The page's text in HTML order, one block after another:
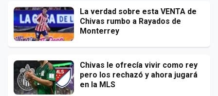
La verdad sobre esta VENTA de
Chivas rumbo a Rayados de
Monterrey
Chivas le ofrecía vivir como rey
pero los rechazó y ahora jugará
en la MLS